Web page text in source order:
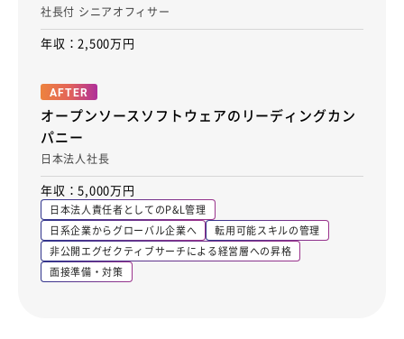
社長付 シニアオフィサー
年収：2,500万円
AFTER
オープンソースソフトウェアのリーディングカン
パニー
日本法人社長
年収：5,000万円
日本法人責任者としてのP&L管理
日系企業からグローバル企業へ
転用可能スキルの管理
非公開エグゼクティブサーチによる経営層への昇格
面接準備・対策